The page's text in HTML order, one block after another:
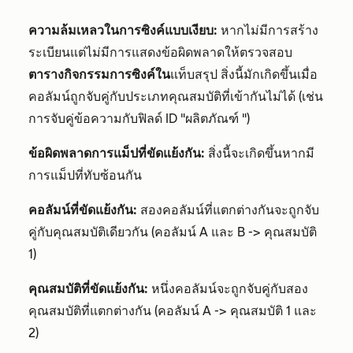
ความล้มเหลวในการซิงค์แบบเงียบ: หากไม่มีการสร้าง
ระเบียนแต่ไม่มีการแสดงข้อผิดพลาดให้ตรวจสอบ
ตารางกิจกรรมการซิงค์ในแท็บสรุป สิ่งนี้มักเกิดขึ้นเมื่อ
คอลัมน์ถูกจับคู่กับประเภทคุณสมบัติที่เข้ากันไม่ได้ (เช่น
การจับคู่ข้อความกับฟิลด์ ID "ผลิตภัณฑ์ ")
ข้อผิดพลาดการแม็ปที่ขัดแย้งกัน: สิ่งนี้จะเกิดขึ้นหากมี
การแม็ปที่ทับซ้อนกัน
คอลัมน์ที่ขัดแย้งกัน: สองคอลัมน์ที่แตกต่างกันจะถูกจับ
คู่กับคุณสมบัติเดียวกัน (คอลัมน์ A และ B -> คุณสมบัติ
1)
คุณสมบัติที่ขัดแย้งกัน: หนึ่งคอลัมน์จะถูกจับคู่กับสอง
คุณสมบัติที่แตกต่างกัน (คอลัมน์ A -> คุณสมบัติ 1 และ
2)